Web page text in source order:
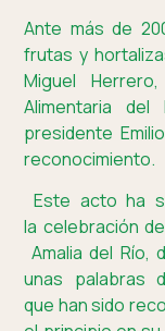
Ante más de
frutas y
Miguel
Alimentaria del
presidente
reconocimiento.
Este acto ha
la celebración
Amalia del Río,
unas palabras
que han sido